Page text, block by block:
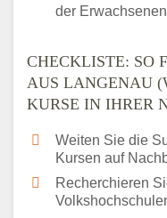
der
CHECKLISTE: SO
AUS LANGENAU
KURSE IN IHRER
Weiten Sie die
Kursen auf
Recherchieren